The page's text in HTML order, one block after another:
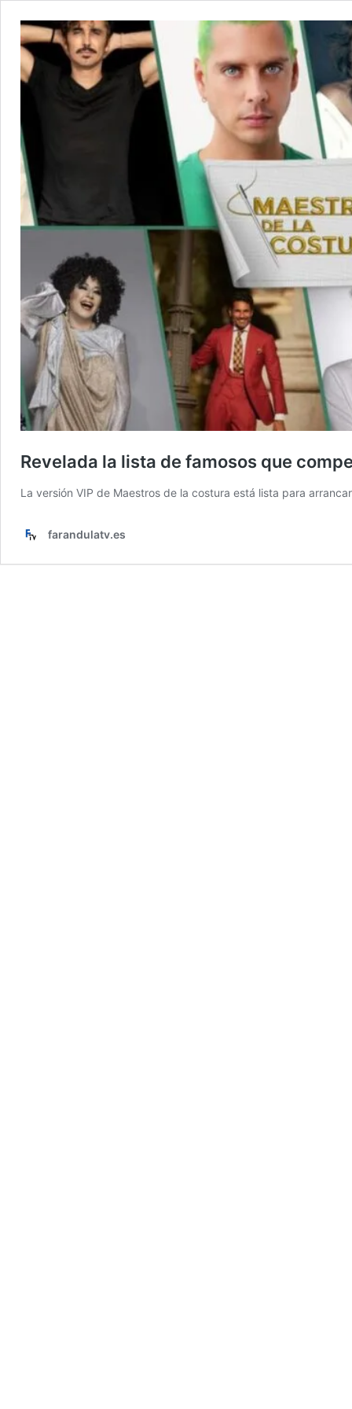
Revelada la lista de famosos que
La versión VIP de Maestros de la costura está lista para
farandulatv.es